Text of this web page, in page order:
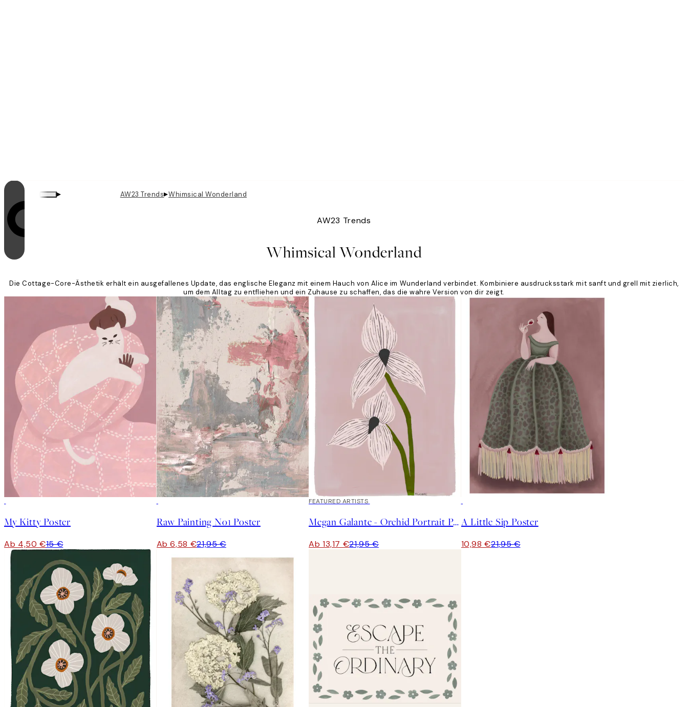
▸ AW23 Trends▸Whimsical Wonderland
AW23 Trends
Whimsical Wonderland
Die Cottage-Core-Ästhetik erhält ein ausgefallenes Update, das englische Eleganz mit einem Hauch von Alice im Wunderland verbindet. Kombiniere ausdrucksstark mit sanft und grell mit zierlich,
um dem Alltag zu entfliehen und ein Zuhause zu schaffen, das die wahre Version von dir zeigt.
My Kitty Poster
Ab 4,50 €15 €
Raw Painting No1 Poster
Ab 6,58 €21,95 €
40%*
FEATURED ARTISTS
Megan Galante - Orchid Portrait Poster
Ab 13,17 €21,95 €
A Little Sip Poster
10,98 €21,95 €